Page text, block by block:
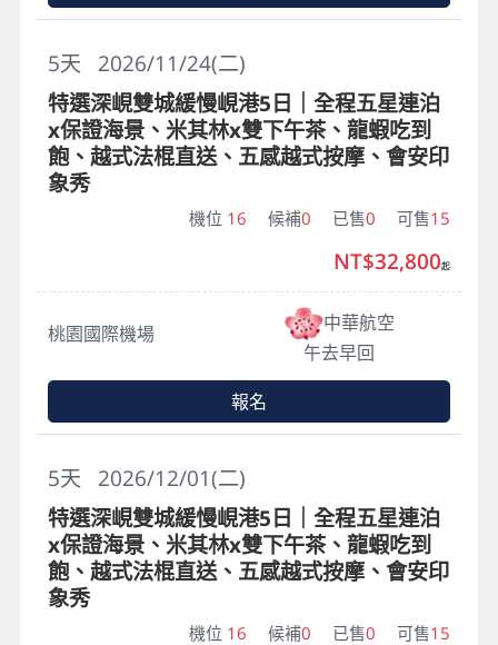
2026/11/24(二)
5天
特選深峴雙城緩慢峴港5日｜全程五星連泊
x保證海景、米其林x雙下午茶、龍蝦吃到
飽、越式法棍直送、五感越式按摩、會安印
象秀
機位 16 候補0 已售0 可售15
桃園國際機場
中華航空
午去早回
NT$32,800起
報名
2026/12/01(二)
5天
特選深峴雙城緩慢峴港5日｜全程五星連泊
x保證海景、米其林x雙下午茶、龍蝦吃到
飽、越式法棍直送、五感越式按摩、會安印
象秀
機位 16 候補0 已售0 可售15